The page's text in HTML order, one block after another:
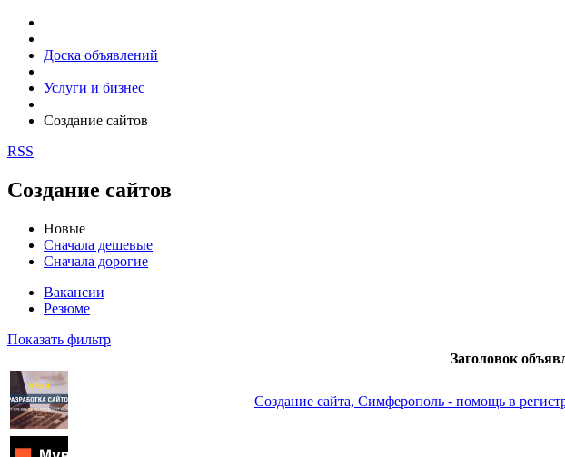
Доска объявлений
Услуги и бизнес
Создание сайтов
RSS
Создание сайтов
Новые
Сначала дешевые
Сначала дорогие
Вакансии
Резюме
Показать фильтр
Заголовок
Создание сайта, Симферополь - помощь в